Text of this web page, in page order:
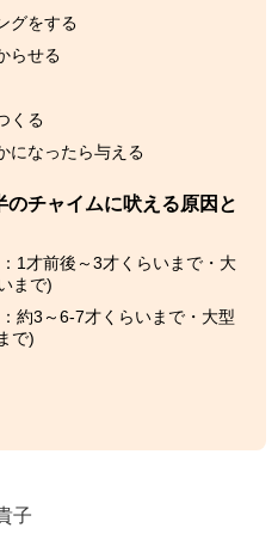
グをする
らせる
くる
になったら与える
チャイムに吠える原因と
1才前後～3才くらいまで・大
まで)
約3～6-7才くらいまで・大型
で)
子